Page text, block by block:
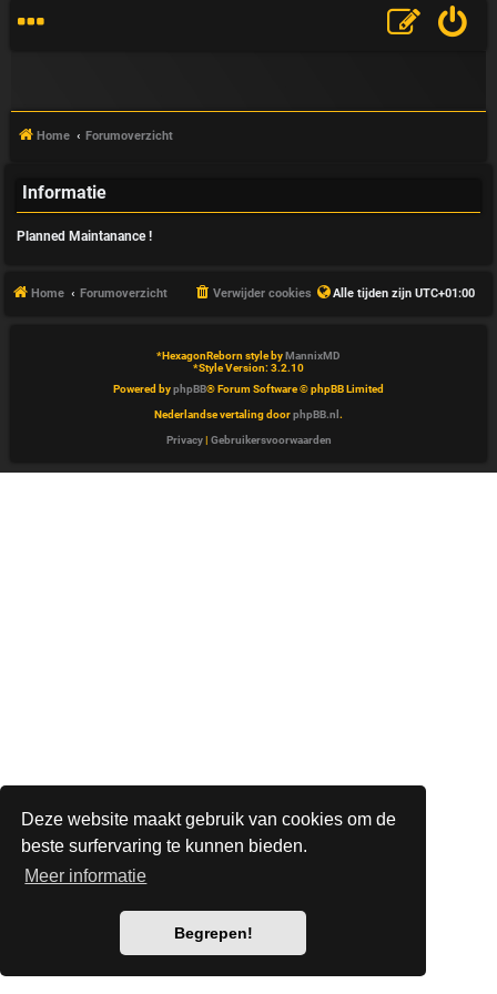
Deze website maakt gebruik van cookies om de
beste surfervaring te kunnen bieden.
Meer informatie
Begrepen!
V
A
Home Forumoverzicht
Informatie
Planned Maintanance !
Home Forumoverzicht Alle tijden zijn UTC+01:00
Verwijder cookies
*HexagonReborn style byMannixMD
*Style Version: 3.2.10
Powered byphpBB® Forum Software © phpBB Limited
Nederlandse vertaling doorphpBB.nl .
Privacy| Gebruikersvoorwaarden